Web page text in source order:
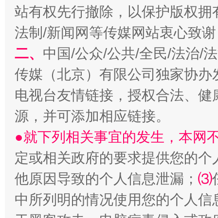
揭开“小金库”的免责幌子
受贿1.44亿！段成刚被判无期 从幼
站有权先行撤除，以保护版权
法制/新闻网等传媒网站衷心致
二、 中国/公众/公共/全民/法治/
传媒（北京）有限公司独家协
电视台友情链接，授权合法、
源，并可添加相应链接。
●就下列相关事宜的发生，本网
定或相关政府的要求提供您的个
他原因导致的个人信息泄漏； ⑶
中所列明的情况使用您的个人